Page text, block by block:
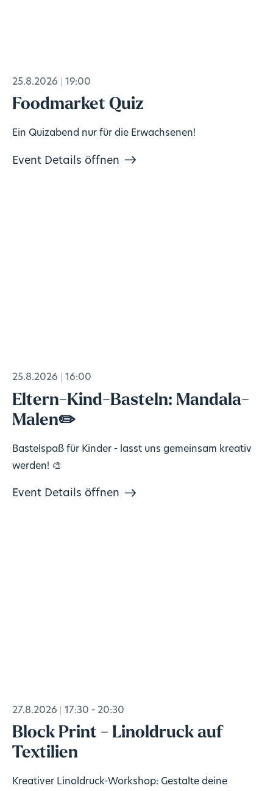
25.8.2026 19:00
Foodmarket Quiz
Ein Quizabend nur für die Erwachsenen!
Event Details öffnen
25.8.2026 16:00
Eltern-Kind-Basteln: Mandala-
Malen✏️
Bastelspaß für Kinder - lasst uns gemeinsam kreativ
werden! 🎨
Event Details öffnen
27.8.2026 17:30 - 20:30
Block Print - Linoldruck auf
Textilien
Kreativer Linoldruck-Workshop: Gestalte deine